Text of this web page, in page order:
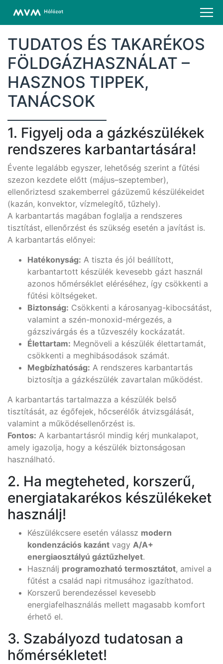
TUDATOS ÉS TAKARÉKOS
FÖLDGÁZHASZNÁLAT –
HASZNOS TIPPEK,
TANÁCSOK
1. Figyelj oda a gázkészülékek
rendszeres karbantartására!
Évente legalább egyszer, lehetőség szerint a fűtési
szezon kezdete előtt (május–szeptember),
ellenőriztesd szakemberrel gázüzemű készülékeidet
(kazán, konvektor, vízmelegítő, tűzhely).
A karbantartás magában foglalja a rendszeres
tisztítást, ellenőrzést és szükség esetén a javítást is.
A karbantartás előnyei:
Hatékonyság: A tiszta és jól beállított,
karbantartott készülék kevesebb gázt használ
azonos hőmérséklet eléréséhez, így csökkenti a
fűtési költségeket.
Biztonság: Csökkenti a károsanyag-kibocsátást,
valamint a szén-monoxid-mérgezés, a
gázszivárgás és a tűzveszély kockázatát.
Élettartam: Megnöveli a készülék élettartamát,
csökkenti a meghibásodások számát.
Megbízhatóság: A rendszeres karbantartás
biztosítja a gázkészülék zavartalan működést.
A karbantartás tartalmazza a készülék belső
tisztítását, az égőfejek, hőcserélők átvizsgálását,
valamint a működésellenőrzést is.
Fontos: A karbantartásról mindig kérj munkalapot,
amely igazolja, hogy a készülék biztonságosan
használható.
2. Ha megteheted, korszerű,
energiatakarékos készülékeket
használj!
Készülékcsere esetén válassz modern
kondenzációs kazánt vagy A/A+
energiaosztályú gáztűzhelyet.
Használj programozható termosztátot, amivel a
fűtést a család napi ritmusához igazíthatod.
Korszerű berendezéssel kevesebb
energiafelhasználás mellett magasabb komfort
érhető el.
3. Szabályozd tudatosan a
hőmérsékletet!